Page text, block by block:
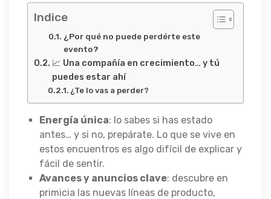
Indice
¿Por qué no puede perdérte este
evento?
📈 Una compañía en crecimiento… y tú
puedes estar ahí
¿Te lo vas a perder?
Energía única: lo sabes si has estado
antes… y si no, prepárate. Lo que se vive en
estos encuentros es algo difícil de explicar y
fácil de sentir.
Avances y anuncios clave: descubre en
primicia las nuevas líneas de producto,